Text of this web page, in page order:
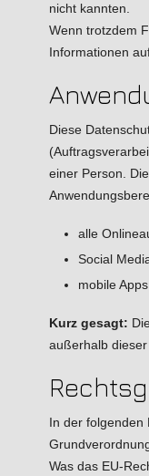
nicht kannten.
Wenn trotzdem
Informationen
Diese
einer Person.
alle
Social
mobile
Kurz gesagt:
außerhalb
In der folgenden
Was das EU-